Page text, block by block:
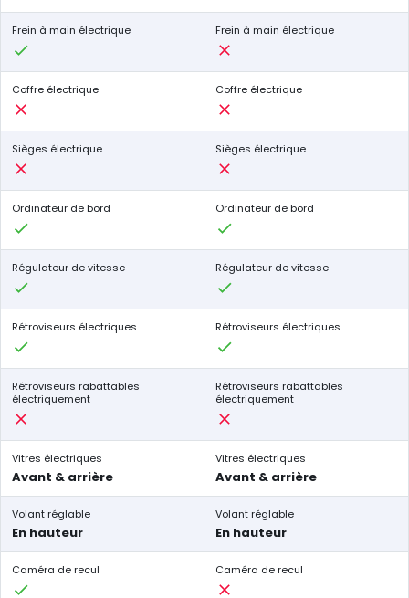
Frein à main électrique Frein à main électrique
Coffre électrique Coffre électrique
Sièges électrique Sièges électrique
Ordinateur de bord Ordinateur de bord
Régulateur de vitesse Régulateur de vitesse
Rétroviseurs électriques Rétroviseurs électriques
Rétroviseurs rabattables
électriquement
Rétroviseurs rabattables
électriquement
Vitres électriques
Avant & arrière
Vitres électriques
Avant & arrière
Volant réglable
En hauteur
Volant réglable
En hauteur
Caméra de recul Caméra de recul